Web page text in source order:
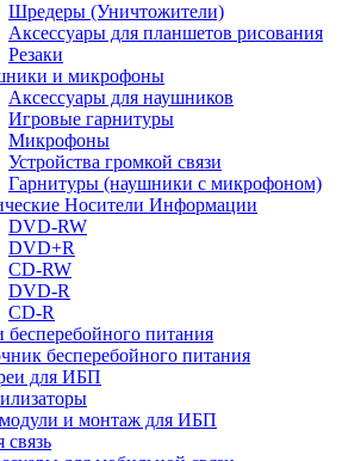
Шредеры (Уничтожители)
Аксессуары для планшетов рисования
Резаки
и микрофоны
Аксессуары для наушников
Игровые гарнитуры
Микрофоны
Устройства громкой связи
Гарнитуры (наушники с микрофоном)
Носители Информации
DVD-RW
DVD+R
CD-RW
DVD-R
CD-R
питания
бесперебойного питания
для ИБП
и монтаж для ИБП